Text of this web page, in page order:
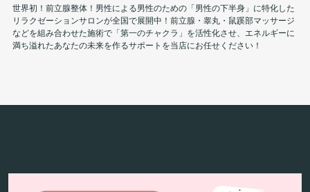
世界初！前立腺整体！男性による男性のための「男性の下半身」に特化した
リラクゼーションサロンが全国で展開中！前立腺・睾丸・鼠蹊部マッサージ
などを組み合わせた施術で「第一のチャクラ」を活性化させ、エネルギーに
満ち溢れたあなたの未来を作るサポートを当店にお任せください！